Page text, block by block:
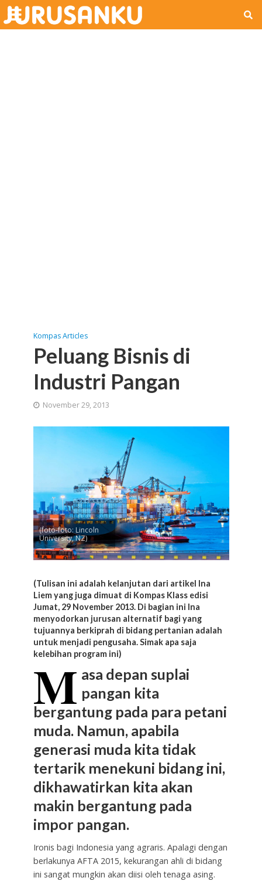
Kompas Articles
Peluang Bisnis di
Industri Pangan
November 29, 2013
(foto-foto: Lincoln
University, NZ)
(Tulisan ini adalah kelanjutan dari artikel Ina
Liem yang juga dimuat di Kompas Klass edisi
Jumat, 29 November 2013. Di bagian ini Ina
menyodorkan jurusan alternatif bagi yang
tujuannya berkiprah di bidang pertanian adalah
untuk menjadi pengusaha. Simak apa saja
kelebihan program ini)
M asa depan suplai
pangan kita
bergantung pada para petani
muda. Namun, apabila
generasi muda kita tidak
tertarik menekuni bidang ini,
dikhawatirkan kita akan
makin bergantung pada
impor pangan.
Ironis bagi Indonesia yang agraris. Apalagi dengan
berlakunya AFTA 2015, kekurangan ahli di bidang
ini sangat mungkin akan diisi oleh tenaga asing.